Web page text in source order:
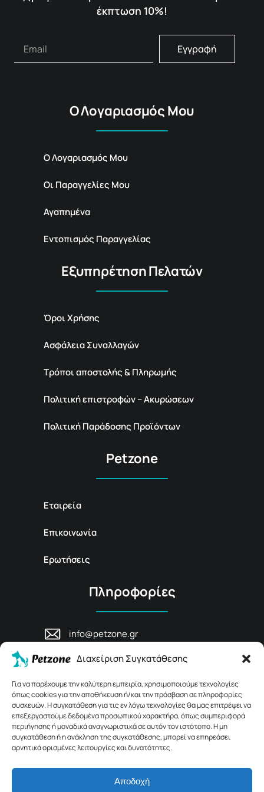
Διαχείριση Συγκατάθεσης
Για να παρέχουμε την καλύτερη εμπειρία, χρησιμοποιούμε τεχνολογίες
όπως cookies για την αποθήκευση ή/και την πρόσβαση σε πληροφορίες
συσκευών. Η συγκατάθεση για τις εν λόγω τεχνολογίες θα μας επιτρέψει να
επεξεργαστούμε δεδομένα προσωπικού χαρακτήρα, όπως συμπεριφορά
περιήγησης ή μοναδικά αναγνωριστικά σε αυτόν τον ιστότοπο. Η μη
συγκατάθεση ή η ανάκληση της συγκατάθεσης, μπορεί να επηρεάσει
αρνητικά ορισμένες λειτουργίες και δυνατότητες.
Αποδοχή
έκπτωση 10%!
Εγγραφή
Ο Λογαριασμός Μου
Ο Λογαριασμός Μου
Οι Παραγγελίες Μου
Αγαπημένα
Εντοπισμός Παραγγελίας
Εξυπηρέτηση Πελατών
Όροι Χρήσης
Ασφάλεια Συναλλαγών
Τρόποι αποστολής & Πληρωμής
Πολιτική επιστροφών – Ακυρώσεων
Πολιτική Παράδοσης Προϊόντων
Petzone
Εταιρεία
Επικοινωνία
Ερωτήσεις
Πληροφορίες
info@petzone.gr
Ρέθυμνο, Κρήτη